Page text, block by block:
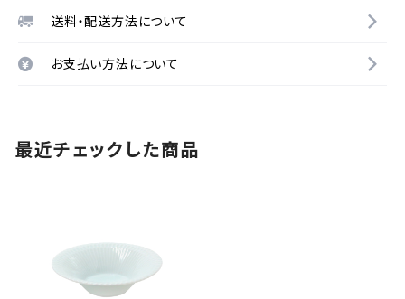
送料・配送方法について
お支払い方法について
最近チェックした商品